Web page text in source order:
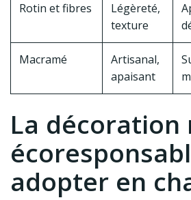
Rotin et fibres
Légèreté,
texture
Macramé
Artisanal,
apaisant
La décoration
adopter en